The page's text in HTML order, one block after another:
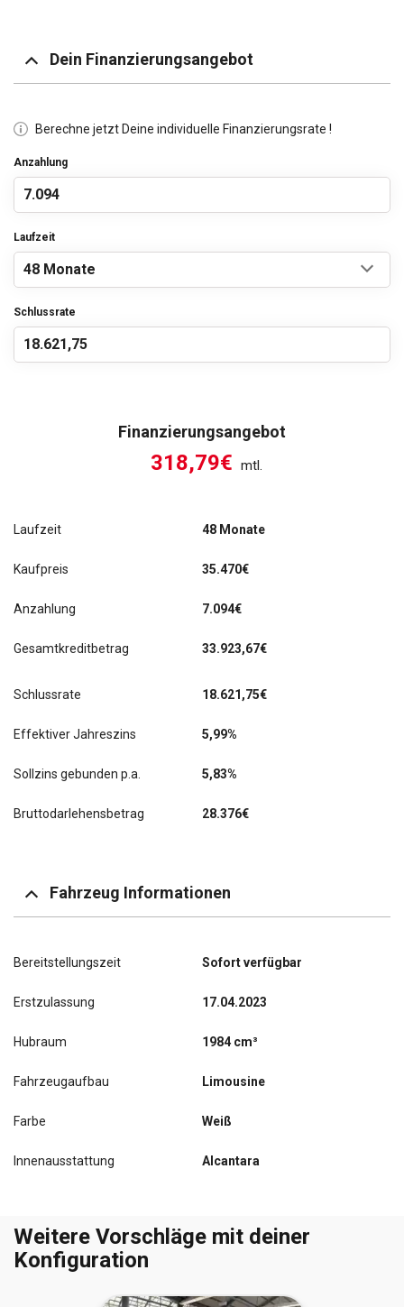
Dein Finanzierungsangebot
Berechne jetzt Deine individuelle Finanzierungsrate !
Anzahlung
Laufzeit
Schlussrate
Finanzierungsangebot
318,79€ mtl.
Laufzeit 48 Monate
Kaufpreis 35.470€
Anzahlung 7.094€
Gesamtkreditbetrag 33.923,67€
Schlussrate 18.621,75€
Effektiver Jahreszins 5,99%
Sollzins gebunden p.a. 5,83%
Bruttodarlehensbetrag 28.376€
Fahrzeug Informationen
Bereitstellungszeit Sofort verfügbar
Erstzulassung 17.04.2023
Hubraum 1984 cm³
Fahrzeugaufbau Limousine
Farbe Weiß
Innenausstattung Alcantara
Weitere Vorschläge mit deiner
Konfiguration